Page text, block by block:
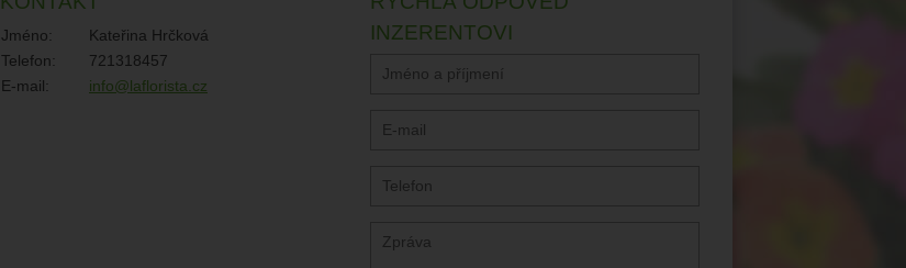
INZERENTOVI
Jméno:
Kateřina Hrčková
Telefon:
721318457
E-mail:
info@laflorista.cz